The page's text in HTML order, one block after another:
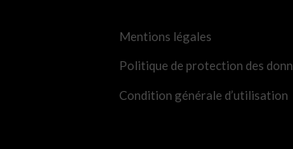
Mentions légales
Politique de protection des
Condition générale d’utilisation